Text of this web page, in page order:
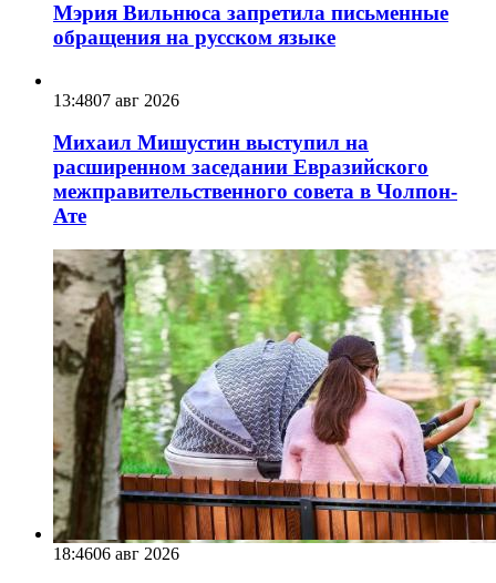
Мэрия Вильнюса запретила письменные
обращения на русском языке
13:4807 авг 2026
Михаил Мишустин выступил на
расширенном заседании Евразийского
межправительственного совета в Чолпон-
Ате
18:4606 авг 2026